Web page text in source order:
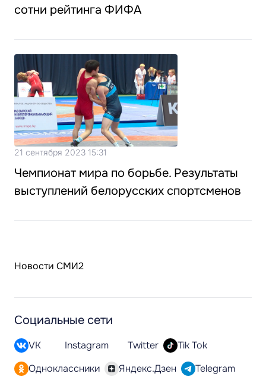
сотни рейтинга ФИФА
21 сентября 2023 15:31
Чемпионат мира по борьбе. Результаты
выступлений белорусских спортсменов
Новости СМИ2
Социальные сети
VK Instagram Twitter
Tik Tok
Одноклассники
Яндекс.Дзен
Telegram